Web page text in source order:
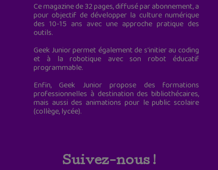
Ce magazine de 32 pages, diffusé par abonnement, a
pour objectif de développer la culture numérique
des 10-15 ans avec une approche pratique des
outils.
Geek Junior permet également de s'initier au coding
et à la robotique avec son robot éducatif
programmable.
Enfin, Geek Junior propose des formations
professionnelles à destination des bibliothécaires,
mais aussi des animations pour le public scolaire
(collège, lycée).
Suivez-nous !